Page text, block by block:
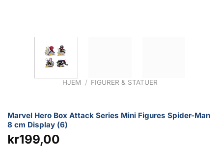
HJEM / FIGURER & STATUER
Marvel Hero Box Attack Series Mini Figures Spider-Man
8 cm Display (6)
kr199,00